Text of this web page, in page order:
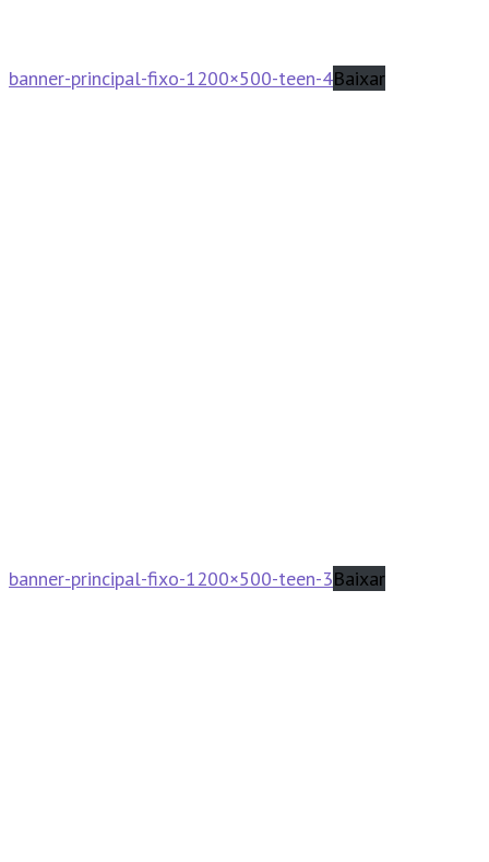
banner-principal-fixo-1200×500-teen-4Baixar
banner-principal-fixo-1200×500-teen-3Baixar